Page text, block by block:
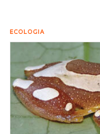
ECOLOGIA